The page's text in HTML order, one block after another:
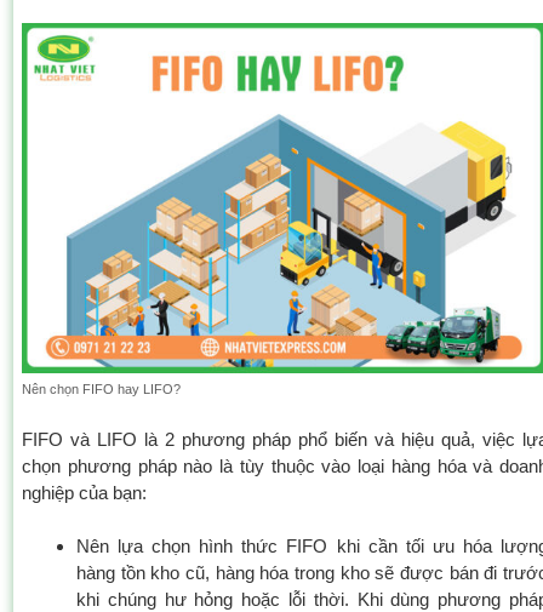
Nên chọn FIFO hay LIFO?
FIFO và LIFO là 2 phương pháp phổ biến và hiệu quả, việc
chọn phương pháp nào là tùy thuộc vào loại hàng hóa và
nghiệp của bạn:
Nên lựa chọn hình thức FIFO khi cần tối ưu hóa
hàng tồn kho cũ, hàng hóa trong kho sẽ được bán đi
khi chúng hư hỏng hoặc lỗi thời. Khi dùng phương